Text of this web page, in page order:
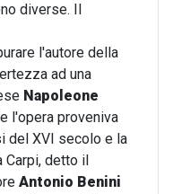
diverse. Il
l'autore della
ad una
Napoleone
l'opera proveniva
del XVI secolo e la
detto il
Antonio Benini